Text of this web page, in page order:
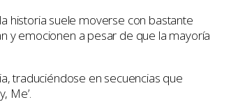
historia suele moverse con bastante
y emocionen a pesar de que la mayoría
traduciéndose en secuencias que
Me’.